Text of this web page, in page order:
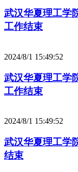
武汉华夏理工学
工作结束
2024/8/1 15:49:52
武汉华夏理工学
工作结束
2024/8/1 15:49:52
武汉华夏理工学
结束